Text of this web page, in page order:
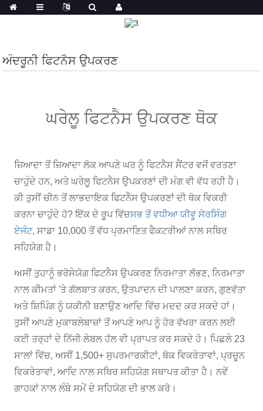
ਅੰਦਰੂਨੀ ਫਿਟਨੈਸ ਉਪਕਰਣ
ਘਰੇਲੂ ਫਿਟਨੈਸ ਉਪਕਰਣ ਥੋਕ
ਜ਼ਿਆਦਾ ਤੋਂ ਜ਼ਿਆਦਾ ਲੋਕ ਆਪਣੇ ਘਰ ਨੂੰ ਫਿਟਨੈਸ ਸੈਂਟਰ ਵਜੋਂ ਵਰਤਣਾ
ਚਾਹੁੰਦੇ ਹਨ, ਅਤੇ ਘਰੇਲੂ ਫਿਟਨੈਸ ਉਪਕਰਣਾਂ ਦੀ ਮੰਗ ਵੀ ਵੱਧ ਰਹੀ ਹੈ।
ਕੀ ਤੁਸੀਂ ਚੀਨ ਤੋਂ ਲਾਭਦਾਇਕ ਫਿਟਨੈਸ ਉਪਕਰਣਾਂ ਦੀ ਥੋਕ ਵਿਕਰੀ
ਕਰਨਾ ਚਾਹੁੰਦੇ ਹੋ? ਇੱਕ ਦੇ ਰੂਪ ਵਿੱਚਸਭ ਤੋਂ ਵਧੀਆ ਯੀਵੂ ਸੋਰਸਿੰਗ
ਏਜੰਟ, ਸਾਡਾ 10,000 ਤੋਂ ਵੱਧ ਪ੍ਰਮਾਣਿਤ ਫੈਕਟਰੀਆਂ ਨਾਲ ਸਥਿਰ
ਸਹਿਯੋਗ ਹੈ।
ਅਸੀਂ ਤੁਹਾਨੂੰ ਭਰੋਸੇਯੋਗ ਫਿਟਨੈਸ ਉਪਕਰਣ ਨਿਰਮਾਤਾ ਲੱਭਣ, ਨਿਰਮਾਤਾ
ਨਾਲ ਕੀਮਤਾਂ 'ਤੇ ਗੱਲਬਾਤ ਕਰਨ, ਉਤਪਾਦਨ ਦੀ ਪਾਲਣਾ ਕਰਨ, ਗੁਣਵੱਤਾ
ਅਤੇ ਸ਼ਿਪਿੰਗ ਨੂੰ ਯਕੀਨੀ ਬਣਾਉਣ ਆਦਿ ਵਿੱਚ ਮਦਦ ਕਰ ਸਕਦੇ ਹਾਂ।
ਤੁਸੀਂ ਆਪਣੇ ਮੁਕਾਬਲੇਬਾਜ਼ਾਂ ਤੋਂ ਆਪਣੇ ਆਪ ਨੂੰ ਹੋਰ ਵੱਖਰਾ ਕਰਨ ਲਈ
ਕਈ ਤਰ੍ਹਾਂ ਦੇ ਨਿੱਜੀ ਲੇਬਲ ਹੱਲ ਵੀ ਪ੍ਰਾਪਤ ਕਰ ਸਕਦੇ ਹੋ। ਪਿਛਲੇ 23
ਸਾਲਾਂ ਵਿੱਚ, ਅਸੀਂ 1,500+ ਸੁਪਰਮਾਰਕੀਟਾਂ, ਥੋਕ ਵਿਕਰੇਤਾਵਾਂ, ਪ੍ਰਚੂਨ
ਵਿਕਰੇਤਾਵਾਂ, ਆਦਿ ਨਾਲ ਸਥਿਰ ਸਹਿਯੋਗ ਸਥਾਪਤ ਕੀਤਾ ਹੈ। ਨਵੇਂ
ਗਾਹਕਾਂ ਨਾਲ ਲੰਬੇ ਸਮੇਂ ਦੇ ਸਹਿਯੋਗ ਦੀ ਭਾਲ ਕਰੋ।